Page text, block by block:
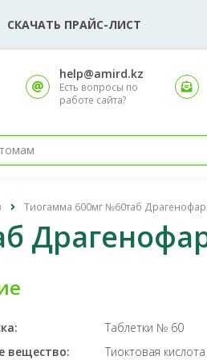
СКАЧАТЬ ПРАЙС-ЛИСТ
help@amird.kz
Есть вопросы по
работе сайта?
Тиогамма 600мг №60таб
Таблетки № 60
вещество:
Тиоктовая кислота